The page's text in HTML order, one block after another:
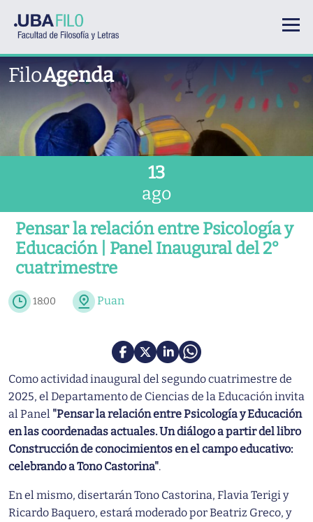
FiloAgenda
13
ago
Pensar la relación entre Psicología y
Educación | Panel Inaugural del 2°
cuatrimestre
18:00 Puan
Como actividad inaugural del segundo cuatrimestre de
2025, el Departamento de Ciencias de la Educación invita
al Panel "Pensar la relación entre Psicología y Educación
en las coordenadas actuales. Un diálogo a partir del libro
Construcción de conocimientos en el campo educativo:
celebrando a Tono Castorina".
En el mismo, disertarán Tono Castorina, Flavia Terigi y
Ricardo Baquero, estará moderado por Beatriz Greco, y